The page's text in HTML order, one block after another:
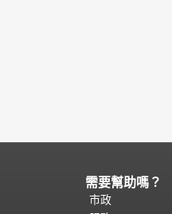
頁
面
需要幫助嗎？
市政